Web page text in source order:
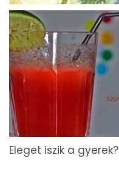
Eleget iszik a gyerek?